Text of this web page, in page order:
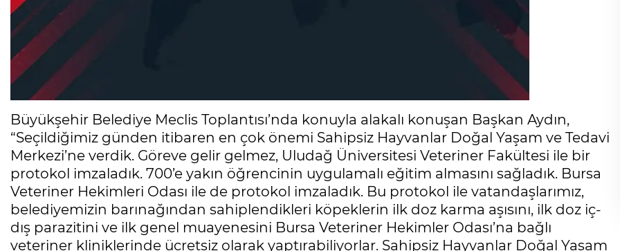
Büyükşehir Belediye Meclis Toplantısı’nda konuyla alakalı konuşan Başkan Aydın,
“Seçildiğimiz günden itibaren en çok önemi Sahipsiz Hayvanlar Doğal Yaşam ve Tedavi
Merkezi’ne verdik. Göreve gelir gelmez, Uludağ Üniversitesi Veteriner Fakültesi ile bir
protokol imzaladık. 700’e yakın öğrencinin uygulamalı eğitim almasını sağladık. Bursa
Veteriner Hekimleri Odası ile de protokol imzaladık. Bu protokol ile vatandaşlarımız,
belediyemizin barınağından sahiplendikleri köpeklerin ilk doz karma aşısını, ilk doz iç-
dış parazitini ve ilk genel muayenesini Bursa Veteriner Hekimler Odası’na bağlı
veteriner kliniklerinde ücretsiz olarak yaptırabiliyorlar. Sahipsiz Hayvanlar Doğal Yaşam